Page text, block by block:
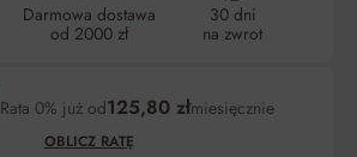
Darmowa dostawa
od 2000 zł
30 dni
na zwrot
Rata 0% już od125,80 złmiesięcznie
OBLICZ RATĘ